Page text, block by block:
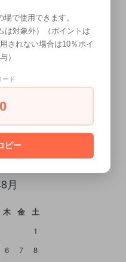
ー
月
木 金
土
1
6 7
8
場で使用できます。
は対象外）（ポイントは
されない場合は10％ポイ
）
ード
ピー